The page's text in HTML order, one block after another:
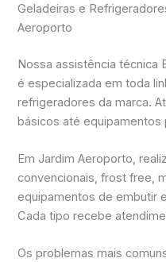
Geladeiras e
Aeroporto
Nossa assistência técnica
é especializada em toda
refrigeradores da marca.
básicos até equipamentos
Em Jardim Aeroporto,
convencionais, frost free,
equipamentos de embutir
Cada tipo recebe
Os problemas mais